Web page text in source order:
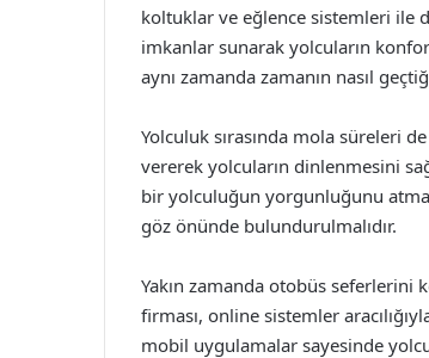
koltuklar ve eğlence sistemleri ile
imkanlar sunarak yolcuların
aynı zamanda zamanın nasıl
Yolculuk sırasında mola süreleri
vererek yolcuların dinlenmesini
bir yolculuğun yorgunluğunu
göz önünde bulundurulmalıdır.
Yakın zamanda otobüs
firması, online sistemler
mobil uygulamalar sayesinde